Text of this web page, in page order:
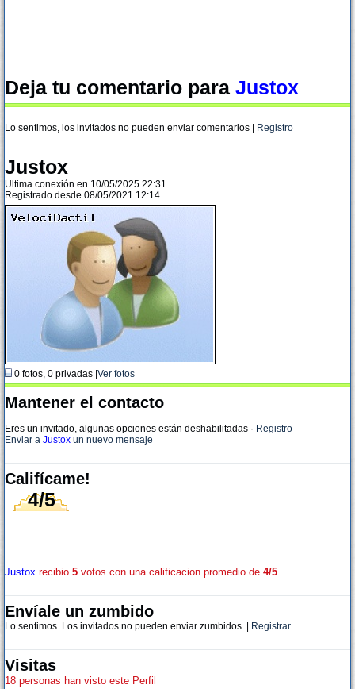
Deja tu comentario para Justox
Lo sentimos, los invitados no pueden enviar comentarios | Registro
Justox
Ultima conexión en 10/05/2025 22:31
Registrado desde 08/05/2021 12:14
0 fotos, 0 privadas | Ver fotos
Mantener el contacto
Eres un invitado, algunas opciones están deshabilitadas · Registro
Enviar a Justox un nuevo mensaje
Califícame!
4/5
Justox recibio 5 votos con una calificacion promedio de 4/5
Envíale un zumbido
Lo sentimos. Los invitados no pueden enviar zumbidos. | Registrar
Visitas
18 personas han visto este Perfil